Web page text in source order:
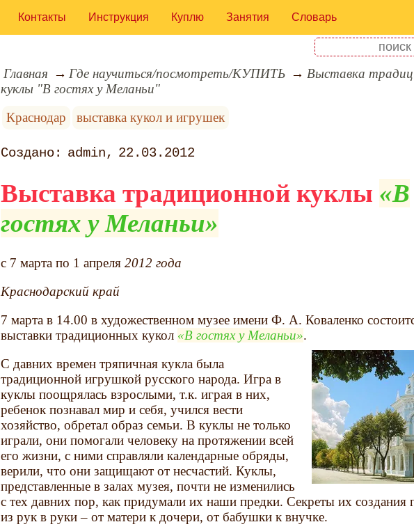
Контакты Инструкция Куплю Занятия Словарь
Главная Где научиться/посмотреть/КУПИТЬ
Выставка
куклы "В гостях у Меланьи"
Краснодар
выставка кукол и игрушек
admin 22.03.2012
Выставка традиционной куклы
В
гостях у Меланьи
c 7 марта по 1 апреля 2012 года
Краснодарский край
7 марта в 14.00 в художественном музее имени Ф. А. Коваленко
выставки традиционных кукол
В гостях у Меланьи .
С давних времен тряпичная кукла была
традиционной игрушкой русского народа. Игра в
куклы поощрялась взрослыми, т.к. играя в них,
ребенок познавал мир и себя, учился вести
хозяйство, обретал образ семьи. В куклы не только
играли, они помогали человеку на протяжении всей
его жизни, с ними справляли календарные обряды,
верили, что они защищают от несчастий. Куклы,
представленные в залах музея, почти не изменились
с тех давних пор, как придумали их наши предки. Секреты их создания
из рук в руки – от матери к дочери, от бабушки к внучке.